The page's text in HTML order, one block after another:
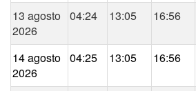
13 agosto
2026
04:24 13:05 16:56
14 agosto
2026
04:25 13:05 16:56